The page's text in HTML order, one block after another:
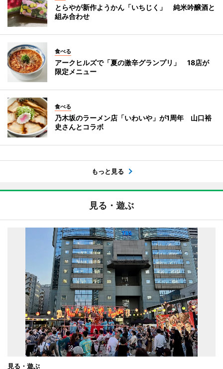
とらやが新作ようかん「いちじく」 純米吟醸酒と
組み合わせ
食べる
アークヒルズで「夏の激辛グランプリ」 18店が
限定メニュー
食べる
乃木坂のラーメン店「いわいや」が1周年 山口裕
史さんとコラボ
もっと見る
見る・遊ぶ
見る・遊ぶ